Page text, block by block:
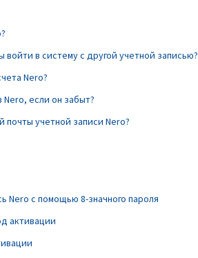
в систему с другой учетной записью?
Nero?
Nero, если он забыт?
почты учетной записи Nero?
Nero с помощью 8-значного пароля
активации